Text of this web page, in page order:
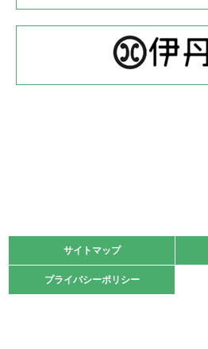
2022.05.05
体育協会長杯 バドミントン競技
2022.05.22
緑ケ丘体育館
2021.10.23
卓球選手権大会ラージボールの部
サイトマップ
プライバシーポリシー
サイトマップ
プライバシーポリシー